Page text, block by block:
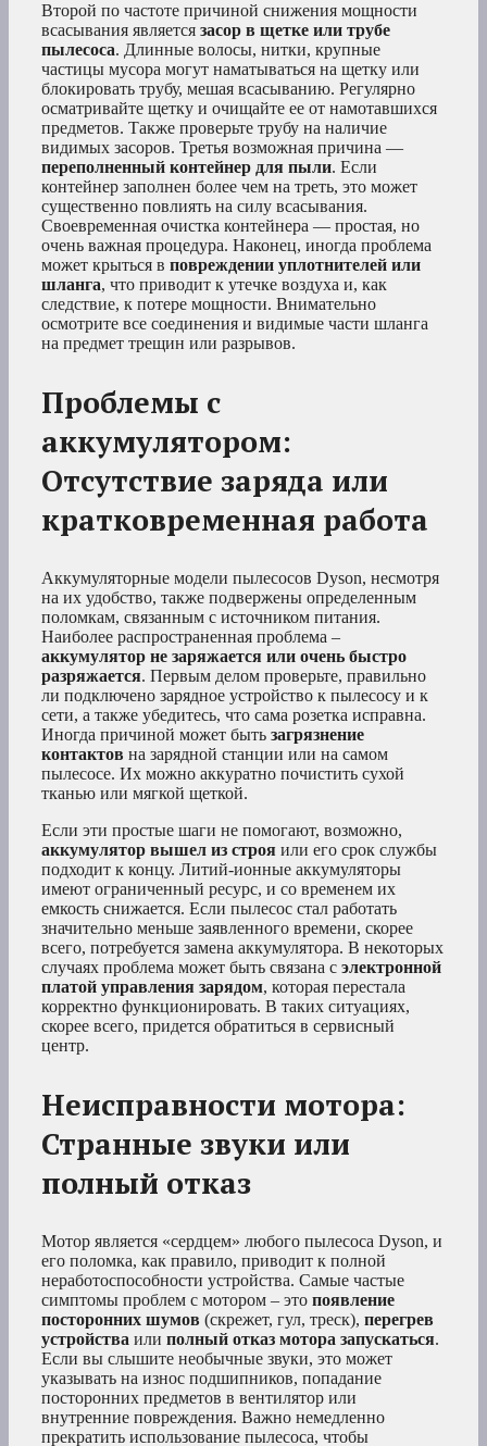
Второй по частоте причиной снижения мощности
всасывания является засор в щетке или трубе
пылесоса. Длинные волосы, нитки, крупные
частицы мусора могут наматываться на щетку или
блокировать трубу, мешая всасыванию. Регулярно
осматривайте щетку и очищайте ее от намотавшихся
предметов. Также проверьте трубу на наличие
видимых засоров. Третья возможная причина —
переполненный контейнер для пыли. Если
контейнер заполнен более чем на треть, это может
существенно повлиять на силу всасывания.
Своевременная очистка контейнера — простая, но
очень важная процедура. Наконец, иногда проблема
может крыться в повреждении уплотнителей или
шланга, что приводит к утечке воздуха и, как
следствие, к потере мощности. Внимательно
осмотрите все соединения и видимые части шланга
на предмет трещин или разрывов.
Проблемы с
аккумулятором:
Отсутствие заряда или
кратковременная работа
Аккумуляторные модели пылесосов Dyson, несмотря
на их удобство, также подвержены определенным
поломкам, связанным с источником питания.
Наиболее распространенная проблема –
аккумулятор не заряжается или очень быстро
разряжается. Первым делом проверьте, правильно
ли подключено зарядное устройство к пылесосу и к
сети, а также убедитесь, что сама розетка исправна.
Иногда причиной может быть загрязнение
контактов на зарядной станции или на самом
пылесосе. Их можно аккуратно почистить сухой
тканью или мягкой щеткой.
Если эти простые шаги не помогают, возможно,
аккумулятор вышел из строя или его срок службы
подходит к концу. Литий-ионные аккумуляторы
имеют ограниченный ресурс, и со временем их
емкость снижается. Если пылесос стал работать
значительно меньше заявленного времени, скорее
всего, потребуется замена аккумулятора. В некоторых
случаях проблема может быть связана с электронной
платой управления зарядом, которая перестала
корректно функционировать. В таких ситуациях,
скорее всего, придется обратиться в сервисный
центр.
Неисправности мотора:
Странные звуки или
полный отказ
Мотор является «сердцем» любого пылесоса Dyson, и
его поломка, как правило, приводит к полной
неработоспособности устройства. Самые частые
симптомы проблем с мотором – это появление
посторонних шумов (скрежет, гул, треск), перегрев
устройства или полный отказ мотора запускаться.
Если вы слышите необычные звуки, это может
указывать на износ подшипников, попадание
посторонних предметов в вентилятор или
внутренние повреждения. Важно немедленно
прекратить использование пылесоса, чтобы